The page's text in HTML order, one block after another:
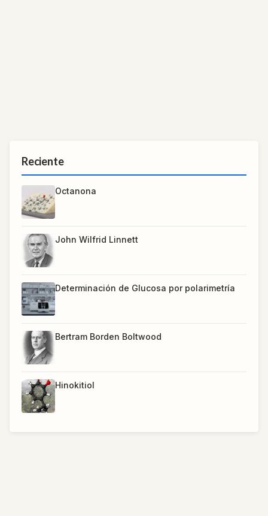
Reciente
Octanona
John Wilfrid Linnett
Determinación de Glucosa por polarimetría
Bertram Borden Boltwood
Hinokitiol